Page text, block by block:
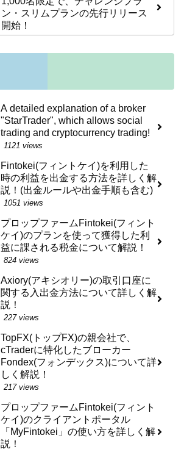
ン・スリムプランの先行リリース
開始！
A detailed explanation of a broker
"StarTrader", which allows social
trading and cryptocurrency trading!
1121 views
Fintokei(フィントケイ)を利用した
時の利益を出金する方法を詳しく解
説！(出金ルールや出金手順も含む)
1051 views
プロップファームFintokei(フィント
ケイ)のプランを使って獲得した利
益に課される税金について解説！
824 views
Axiory(アキシオリー)の取引口座に
関する入出金方法について詳しく解
説！
227 views
TopFX(トップFX)の親会社で、
cTraderに特化したブローカー
Fondex(フォンデックス)について詳
しく解説！
217 views
プロップファームFintokei(フィント
ケイ)のクライアントポータル
「MyFintokei」の使い方を詳しく解
説！